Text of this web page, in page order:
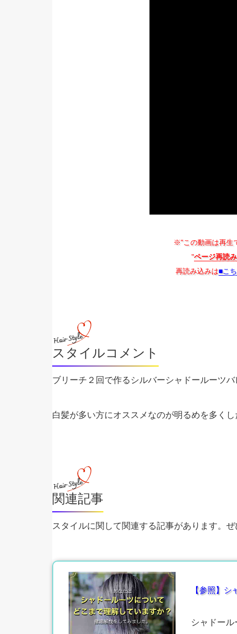
※"この動画は再生
"ページ再読
再読み込みは■こ
スタイルコメント
ブリーチ２回で作るシルバーシャドールーツバ
白髪が多い方にオススメなのが明るめを多く
関連記事
スタイルに関して関連する記事があります。
【参照】
シャドー